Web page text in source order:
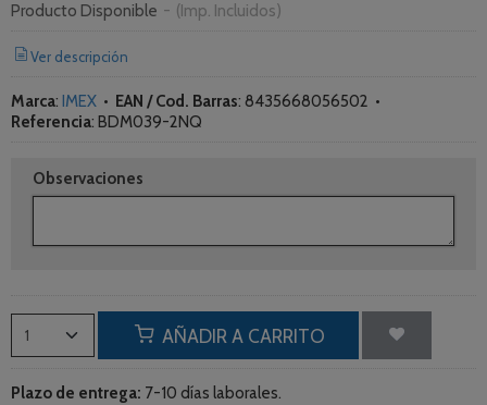
Producto Disponible - (Imp. Incluidos)
Ver descripción
Marca: IMEX • EAN / Cod. Barras: 8435668056502 •
Referencia: BDM039-2NQ
Observaciones
AÑADIR A CARRITO
Plazo de entrega: 7-10 días laborales.